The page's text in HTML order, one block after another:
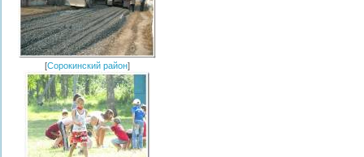
[Сорокинский район]